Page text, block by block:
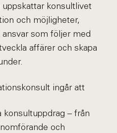
uppskattar konsultlivet
och möjligheter,
som följer med
affärer och skapa
ingår att
konsultuppdrag – från
och